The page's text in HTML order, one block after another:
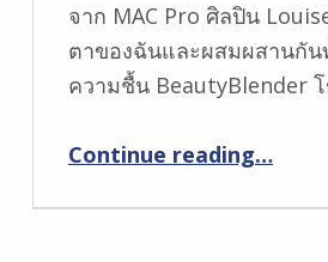
จาก MAC Pro ศิลปิน
ตาของฉันและผสมผสานกั
ความชื้น BeautyBlender
Continue reading“2 นาทีจากคอนซีลเลอร์ใต้ตา
…